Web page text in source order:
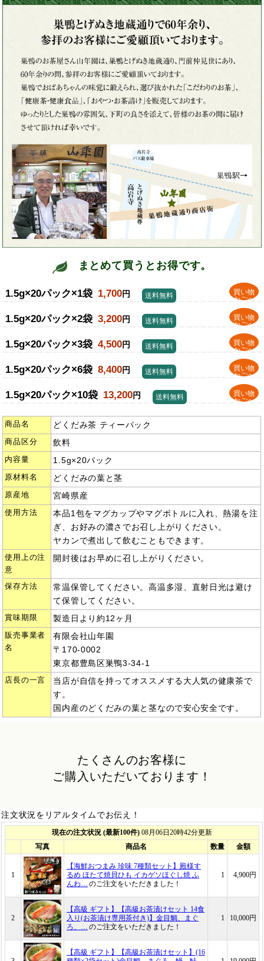
まとめて買うとお得です。
1.5g×20パック×1袋 1,700円
買い物
かごへ
送料無料
1.5g×20パック×2袋 3,200円
買い物
かごへ
送料無料
1.5g×20パック×3袋 4,500円
買い物
かごへ
送料無料
1.5g×20パック×6袋 8,400円
買い物
かごへ
送料無料
1.5g×20パック×10袋 13,200円
買い物
かごへ
送料無料
商品名 どくだみ茶 ティーパック
商品区分 飲料
内容量 1.5g×20パック
原材料名 どくだみの葉と茎
原産地 宮崎県産
使用方法
本品1包をマグカップやマグボトルに入れ、熱湯を注
ぎ、お好みの濃さでお召し上がりください。
ヤカンで煮出して飲むこともできます。
使用上の注
意
開封後はお早めに召し上がりください。
保存方法
常温保管してください。高温多湿、直射日光は避け
て保管してください。
賞味期限 製造日より約12ヶ月
販売事業者
名
有限会社山年園
〒170-0002
東京都豊島区巣鴨3-34-1
店長の一言
当店が自信を持ってオススメする大人気の健康茶で
す。
国内産のどくだみの葉と茎なので安心安全です。
たくさんのお客様に
ご購入いただいております！
注文状況をリアルタイムでお伝え！